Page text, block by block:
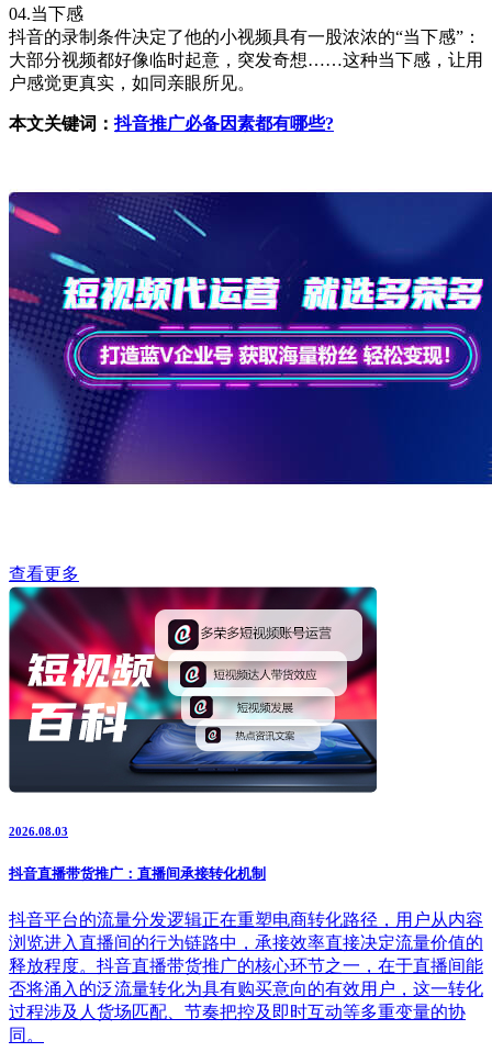
04.当下感
抖音的录制条件决定了他的小视频具有一股浓浓的“当下感”：
大部分视频都好像临时起意，突发奇想……这种当下感，让用
户感觉更真实，如同亲眼所见。
本文关键词：抖音推广必备因素都有哪些?
查看更多
2026.08.03
抖音直播带货推广：直播间承接转化机制
抖音平台的流量分发逻辑正在重塑电商转化路径，用户从内容
浏览进入直播间的行为链路中，承接效率直接决定流量价值的
释放程度。抖音直播带货推广的核心环节之一，在于直播间能
否将涌入的泛流量转化为具有购买意向的有效用户，这一转化
过程涉及人货场匹配、节奏把控及即时互动等多重变量的协
同。